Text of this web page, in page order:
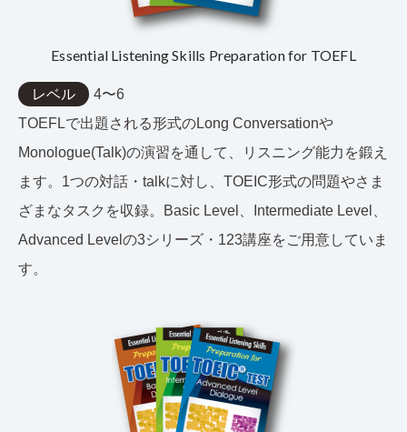
Essential Listening Skills Preparation for TOEFL
レベル
4〜6
TOEFLで出題される形式のLong Conversationや
Monologue(Talk)の演習を通して、リスニング能力を鍛え
ます。1つの対話・talkに対し、TOEIC形式の問題やさま
ざまなタスクを収録。Basic Level、Intermediate Level、
Advanced Levelの3シリーズ・123講座をご用意していま
す。